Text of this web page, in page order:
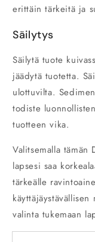
erittäin tärkeitä ja
Säilytys
Säilytä tuote
jäädytä tuotetta.
ulottuvilta.
todiste
tuotteen vika.
Valitsemalla tämän
lapsesi saa
tärkeälle
valinta tukemaan